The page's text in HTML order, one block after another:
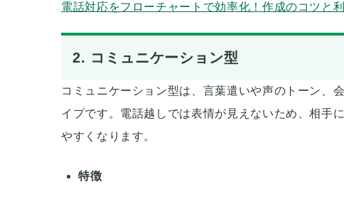
電話対応をフローチャートで効率化！作成のコツと
2. コミュニケーション型
コミュニケーション型は、言葉遣いや声のトーン、
イプです。電話越しでは表情が見えないため、相手
やすくなります。
特徴